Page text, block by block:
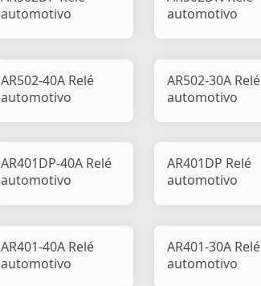
automotivo
automotivo
AR502-40A Relé
automotivo
AR502-30A Relé
automotivo
AR401DP-40A Relé
automotivo
AR401DP Relé
automotivo
AR401-40A Relé
automotivo
AR401-30A Relé
automotivo